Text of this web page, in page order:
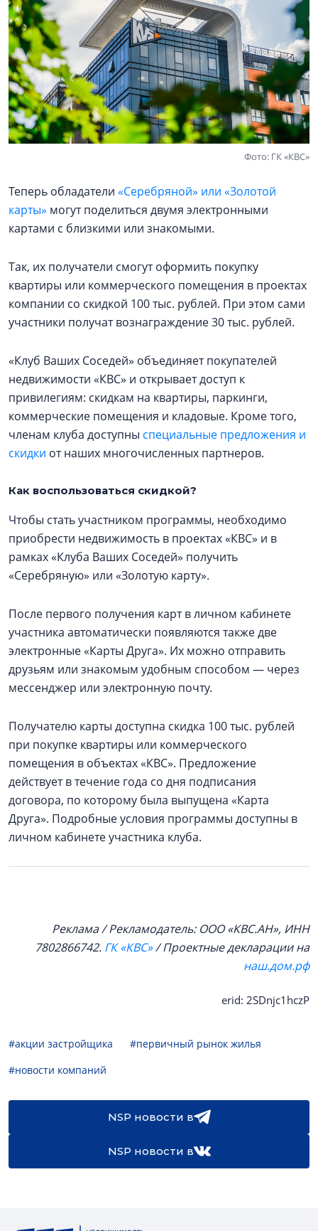
Фото: ГК «КВС»
Теперь обладатели «Серебряной» или «Золотой
карты» могут поделиться двумя электронными
картами с близкими или знакомыми.
Так, их получатели смогут оформить покупку
квартиры или коммерческого помещения в проектах
компании со скидкой 100 тыс. рублей. При этом сами
участники получат вознаграждение 30 тыс. рублей.
«Клуб Ваших Соседей» объединяет покупателей
недвижимости «КВС» и открывает доступ к
привилегиям: скидкам на квартиры, паркинги,
коммерческие помещения и кладовые. Кроме того,
членам клуба доступны специальные предложения и
скидки от наших многочисленных партнеров.
Как воспользоваться скидкой?
Чтобы стать участником программы, необходимо
приобрести недвижимость в проектах «КВС» и в
рамках «Клуба Ваших Соседей» получить
«Серебряную» или «Золотую карту».
После первого получения карт в личном кабинете
участника автоматически появляются также две
электронные «Карты Друга». Их можно отправить
друзьям или знакомым удобным способом — через
мессенджер или электронную почту.
Получателю карты доступна скидка 100 тыс. рублей
при покупке квартиры или коммерческого
помещения в объектах «КВС». Предложение
действует в течение года со дня подписания
договора, по которому была выпущена «Карта
Друга». Подробные условия программы доступны в
личном кабинете участника клуба.
Реклама / Рекламодатель: ООО «КВС.АН», ИНН
7802866742. ГК «КВС»/ Проектные декларации на
наш.дом.рф
erid: 2SDnjc1hczP
#акции застройщика
#первичный рынок жилья
#новости компаний
NSP новости в
NSP новости в